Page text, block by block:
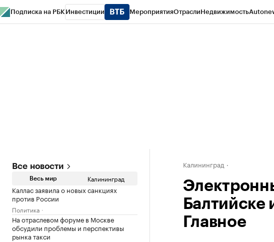
Подписка на РБК Инвестиции МероприятияОтраслиНедвижимость
Все новости
Весь мир Калининград
Каллас заявила о новых санкциях
против России
Политика
На отраслевом форуме в Москве
обсудили проблемы и перспективы
рынка такси
Калининград
Балтийске
Главное